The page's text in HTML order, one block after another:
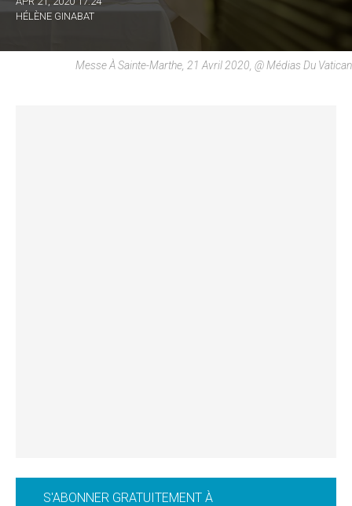
HÉLÈNE GINABAT
Messe À Sainte-Marthe, 21 Avril 2020, @ Médias Du Vatican
S'ABONNER GRATUITEMENT À